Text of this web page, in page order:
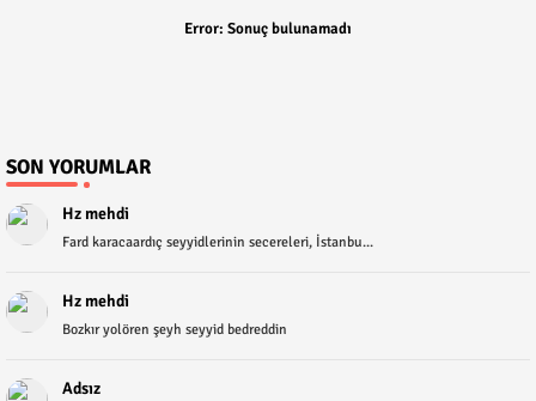
Error: Sonuç bulunamadı
SON YORUMLAR
Hz mehdi
Fard karacaardıç seyyidlerinin secereleri, İstanbu...
Hz mehdi
Bozkır yolören şeyh seyyid bedreddin
Adsız